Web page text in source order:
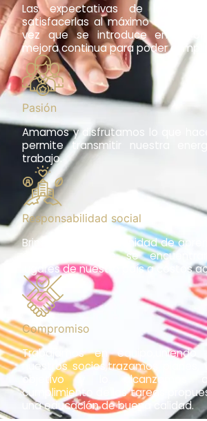
Las expectativas de los
satisfacerlas al máximo e incluso
vez que se introduce en la
mejora continua para poder cumplir
Pasión
Amamos y disfrutamos lo que
permite transmitir nuestra
trabajo.
Responsabilidad social
Brindamos la oportunidad de
estudiantes que se
lugares de nuestro país a costos
Compromiso
Trabajamos en equipo,uniendo
nuestros socios,trazamos planes,
objetivo y lo alcanzamos
cumplimiento de las tareas
una educación de buena calidad.